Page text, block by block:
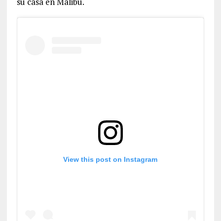
View this post on Instagram